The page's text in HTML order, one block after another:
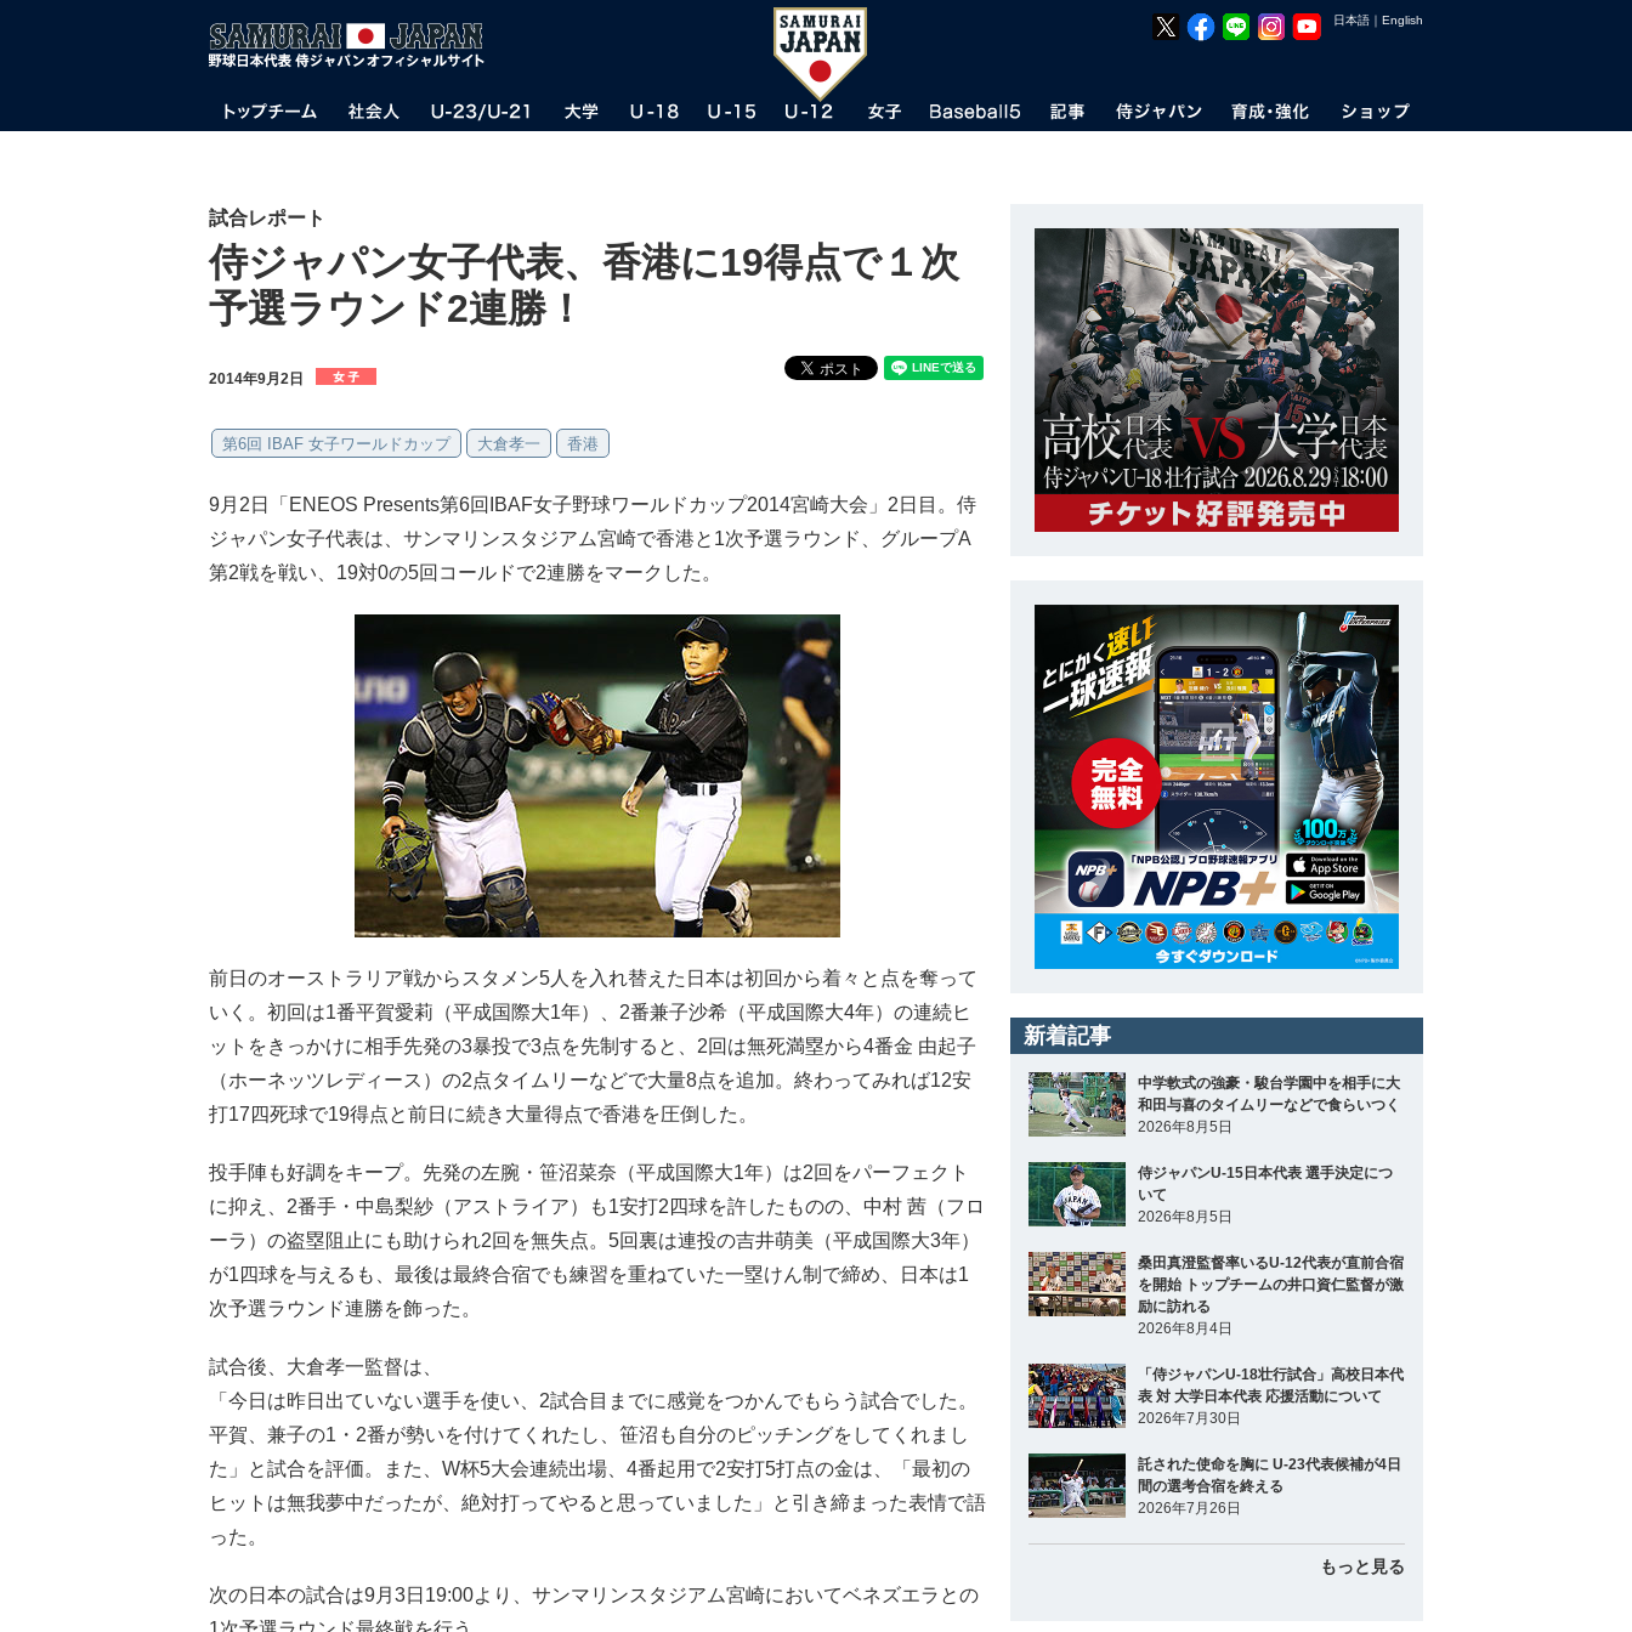
日本語 ｜ English
試合レポート
侍ジャパン女子代表、香港に19得点で１次
予選ラウンド2連勝！
2014年9月2日
第6回 IBAF 女子ワールドカップ 大倉孝一 香港
9月2日「ENEOS Presents第6回IBAF女子野球ワールドカップ2014宮崎大会」2日目。侍
ジャパン女子代表は、サンマリンスタジアム宮崎で香港と1次予選ラウンド、グループA
第2戦を戦い、19対0の5回コールドで2連勝をマークした。
前日のオーストラリア戦からスタメン5人を入れ替えた日本は初回から着々と点を奪って
いく。初回は1番平賀愛莉（平成国際大1年）、2番兼子沙希（平成国際大4年）の連続ヒ
ットをきっかけに相手先発の3暴投で3点を先制すると、2回は無死満塁から4番金 由起子
（ホーネッツレディース）の2点タイムリーなどで大量8点を追加。終わってみれば12安
打17四死球で19得点と前日に続き大量得点で香港を圧倒した。
投手陣も好調をキープ。先発の左腕・笹沼菜奈（平成国際大1年）は2回をパーフェクト
に抑え、2番手・中島梨紗（アストライア）も1安打2四球を許したものの、中村 茜（フロ
ーラ）の盗塁阻止にも助けられ2回を無失点。5回裏は連投の吉井萌美（平成国際大3年）
が1四球を与えるも、最後は最終合宿でも練習を重ねていた一塁けん制で締め、日本は1
次予選ラウンド連勝を飾った。
試合後、大倉孝一監督は、
「今日は昨日出ていない選手を使い、2試合目までに感覚をつかんでもらう試合でした。
平賀、兼子の1・2番が勢いを付けてくれたし、笹沼も自分のピッチングをしてくれまし
た」と試合を評価。また、W杯5大会連続出場、4番起用で2安打5打点の金は、「最初の
ヒットは無我夢中だったが、絶対打ってやると思っていました」と引き締まった表情で語
った。
次の日本の試合は9月3日19:00より、サンマリンスタジアム宮崎においてベネズエラとの
新着記事
中学軟式の強豪・駿台学園中を相手に大
和田与喜のタイムリーなどで食らいつく
2026年8月5日
侍ジャパンU-15日本代表 選手決定につ
いて
2026年8月5日
桑田真澄監督率いるU-12代表が直前合宿
を開始 トップチームの井口資仁監督が激
励に訪れる
2026年8月4日
「侍ジャパンU-18壮行試合」高校日本代
表 対 大学日本代表 応援活動について
2026年7月30日
託された使命を胸に U-23代表候補が4日
間の選考合宿を終える
2026年7月26日
もっと見る